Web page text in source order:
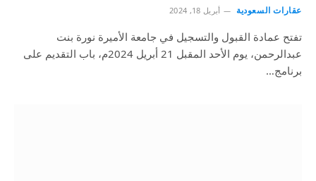
عقارات السعودية أبريل 18, 2024
تفتح عمادة القبول والتسجيل في جامعة الأميرة نورة بنت
عبدالرحمن، يوم الأحد المقبل 21 أبريل 2024م، باب التقديم على
برنامج…